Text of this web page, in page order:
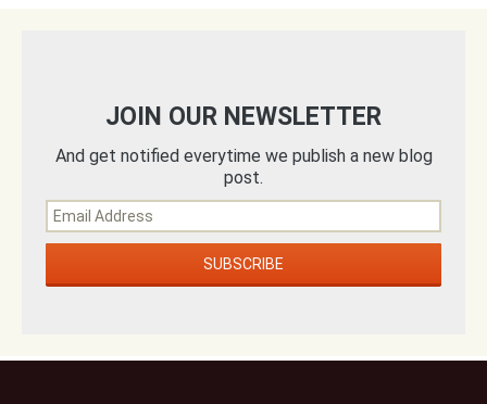
JOIN OUR NEWSLETTER
And get notified everytime we publish a new blog
post.